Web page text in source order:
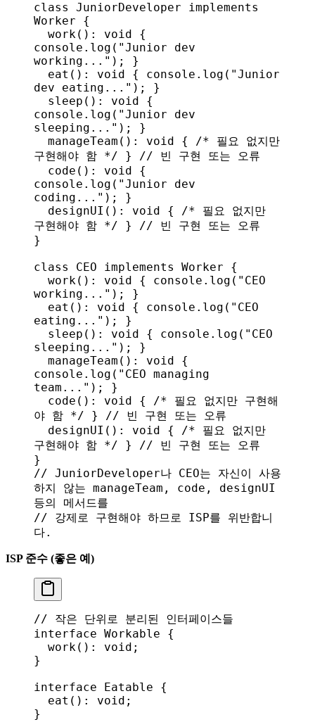
class
JuniorDeveloper implements
Worker {
  work
(): void
console . log ( "Junior dev
working..." ); }
  eat
(): void { console . log ( "Junior
dev eating..." ); }
  sleep
(): void
console . log ( "Junior dev
sleeping..." ); }
  manageTeam
(): void { /* 필요 없지만
구현해야 함 */ } // 빈 구현 또는 오류
  code
(): void
console . log ( "Junior dev
coding..." ); }
  designUI
(): void { /* 필요 없지만
구현해야 함 */ } // 빈 구현 또는 오류
}
class
CEO implements Worker {
  work
(): void { console . log ( "CEO
working..." ); }
  eat
(): void { console . log ( "CEO
eating..." ); }
  sleep
(): void { console . log ( "CEO
sleeping..." ); }
  manageTeam
(): void
console . log ( "CEO managing
team..." ); }
  code
(): void { /* 필요 없지만 구현해
야 함 */ } // 빈 구현 또는 오류
  designUI
(): void { /* 필요 없지만
구현해야 함 */ } // 빈 구현 또는 오류
}
// JuniorDeveloper나 CEO는 자신이 사용
하지 않는 manageTeam, code, designUI
등의 메서드를
// 강제로 구현해야 하므로 ISP를 위반합니
다.
ISP 준수 (좋은 예)
// 작은 단위로 분리된 인터페이스들
interface Workable {
  work
(): void ;
}
interface Eatable {
  eat
(): void ;
}